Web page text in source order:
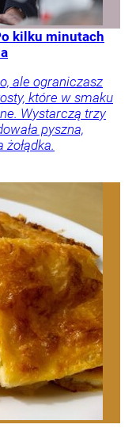
kilku minutach
ale ograniczasz
które w smaku
Wystarczą trzy
pyszna,